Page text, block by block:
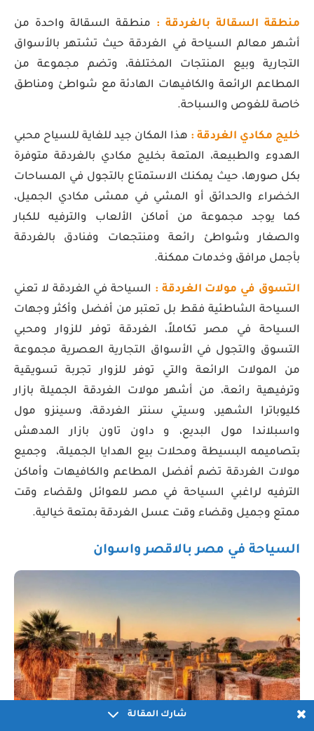
منطقة السقالة بالغردقة : منطقة السقالة واحدة من
أشهر معالم السياحة في الغردقة حيث تشتهر بالأسواق
التجارية وبيع المنتجات المختلفة، وتضم مجموعة من
المطاعم الرائعة والكافيهات الهادئة مع شواطئ ومناطق
خاصة للغوص والسباحة.
خليج مكادي الغردقة : هذا المكان جيد للغاية للسياح محبي
الهدوء والطبيعة، المتعة بخليج مكادي بالغردقة متوفرة
بكل صورها، حيث يمكنك الاستمتاع بالتجول في المساحات
الخضراء والحدائق أو المشي في ممشى مكادي الجميل،
كما يوجد مجموعة من أماكن الألعاب والترفيه للكبار
والصغار وشواطئ رائعة ومنتجعات وفنادق بالغردقة
بأجمل مرافق وخدمات ممكنة.
التسوق في مولات الغردقة : السياحة في الغردقة لا تعني
السياحة الشاطئية فقط بل تعتبر من أفضل وأكثر وجهات
السياحة في مصر تكاملاً، الغردقة توفر للزوار ومحبي
التسوق والتجول في الأسواق التجارية العصرية مجموعة
من المولات الرائعة والتي توفر للزوار تجربة تسويقية
وترفيهية رائعة، من أشهر مولات الغردقة الجميلة بازار
كليوباترا الشهير، وسيتي سنتر الغردقة، وسينزو مول
واسبلاندا مول البديع، و داون تاون بازار المدهش
بتصاميمه البسيطة ومحلات بيع الهدايا الجميلة، وجميع
مولات الغردقة تضم أفضل المطاعم والكافيهات وأماكن
الترفيه لراغبي السياحة في مصر للعوائل ولقضاء وقت
ممتع وجميل وقضاء وقت عسل الغردقة بمتعة خيالية.
السياحة في مصر بالاقصر واسوان
شارك المقالة